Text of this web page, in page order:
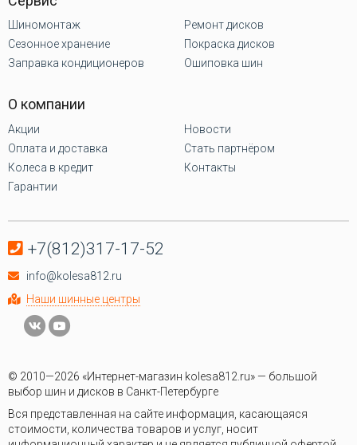
Шиномонтаж
Сезонное хранение
Заправка кондиционеров
Ремонт дисков
Покраска дисков
Ошиповка шин
О компании
Акции
Оплата и доставка
Колеса в кредит
Гарантии
Новости
Стать партнёром
Контакты
+7(812)317-17-52
info@kolesa812.ru
Наши шинные центры
© 2010—2026 «Интернет-магазин kolesa812.ru» — большой
выбор шин и дисков в Санкт-Петербурге
Вся представленная на сайте информация, касающаяся
стоимости, количества товаров и услуг, носит